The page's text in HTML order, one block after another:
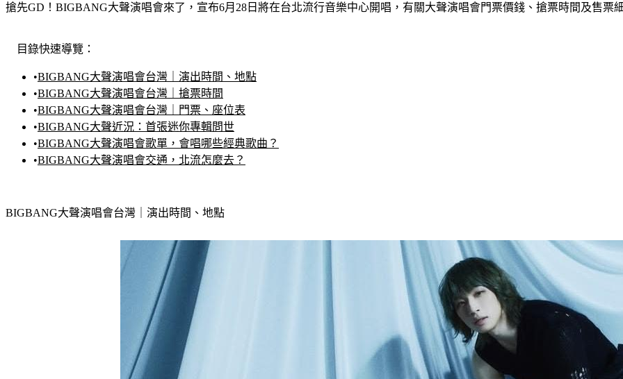
搶先GD！BIGBANG大聲演唱會來了，宣布6月28日將在台北流行音樂中心開唱，有關大聲演唱會門票價錢、搶票時間及售票
目錄快速導覽：
•BIGBANG大聲演唱會台灣｜演出時間、地點
•BIGBANG大聲演唱會台灣｜搶票時間
•BIGBANG大聲演唱會台灣｜門票、座位表
•BIGBANG大聲近況：首張迷你專輯問世
•BIGBANG大聲演唱會歌單，會唱哪些經典歌曲？
•BIGBANG大聲演唱會交通，北流怎麼去？
BIGBANG大聲演唱會台灣｜演出時間、地點